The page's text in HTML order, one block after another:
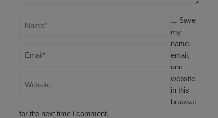
Save
my
name,
email,
and
website
in this
browser
for the next time I comment.